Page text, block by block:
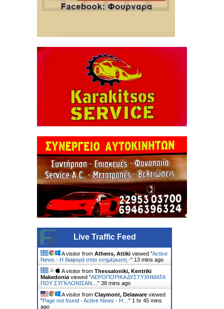
Live Traffic Feed
A visitor from Athens, Attiki viewed "Active
News - Η διαφορά στην ενημέρωση -" 13 mins ago
A visitor from Thessaloniki, Kentriki
Makedonia viewed "ΑΕΡΟΠΟΡΙΚΑ ΔΥΣΤΥΧΗΜΑΤΑ
ΠΟΥ ΣΥΓΚΛΟΝΙΣΑΝ… " 38 mins ago
A visitor from Claymont, Delaware viewed
"Page not found - Active News - Η… " 1 hr 45 mins
ago